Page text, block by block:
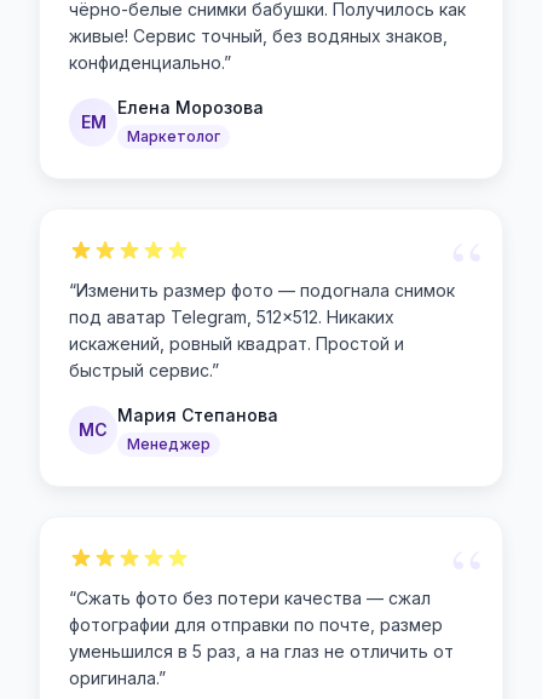
чёрно-белые снимки бабушки. Получилось как
живые! Сервис точный, без водяных знаков,
конфиденциально.”
ЕМ
Елена Морозова
Маркетолог
“
“Изменить размер фото — подогнала снимок
под аватар Telegram, 512×512. Никаких
искажений, ровный квадрат. Простой и
быстрый сервис.”
МС
Мария Степанова
Менеджер
“Сжать фото без потери качества — сжал
фотографии для отправки по почте, размер
уменьшился в 5 раз, а на глаз не отличить от
оригинала.”